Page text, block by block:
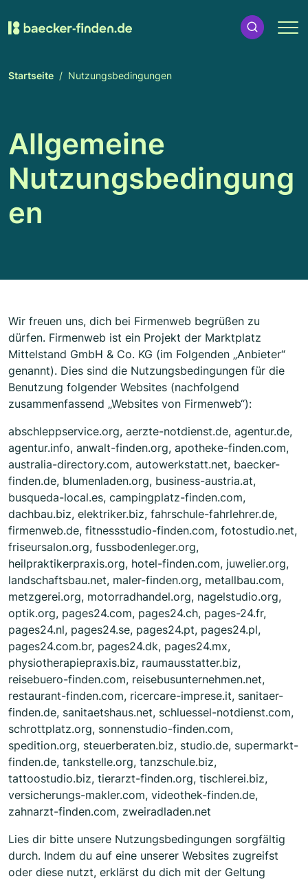
Startseite Nutzungsbedingungen
Allgemeine
Nutzungsbedingung
en
Wir freuen uns, dich bei Firmenweb begrüßen zu
dürfen. Firmenweb ist ein Projekt der Marktplatz
Mittelstand GmbH & Co. KG (im Folgenden „Anbieter“
genannt). Dies sind die Nutzungsbedingungen für die
Benutzung folgender Websites (nachfolgend
zusammenfassend „Websites von Firmenweb“):
abschleppservice.org, aerzte-notdienst.de, agentur.de,
agentur.info, anwalt-finden.org, apotheke-finden.com,
australia-directory.com, autowerkstatt.net, baecker-
finden.de, blumenladen.org, business-austria.at,
busqueda-local.es, campingplatz-finden.com,
dachbau.biz, elektriker.biz, fahrschule-fahrlehrer.de,
firmenweb.de, fitnessstudio-finden.com, fotostudio.net,
friseursalon.org, fussbodenleger.org,
heilpraktikerpraxis.org, hotel-finden.com, juwelier.org,
landschaftsbau.net, maler-finden.org, metallbau.com,
metzgerei.org, motorradhandel.org, nagelstudio.org,
optik.org, pages24.com, pages24.ch, pages-24.fr,
pages24.nl, pages24.se, pages24.pt, pages24.pl,
pages24.com.br, pages24.dk, pages24.mx,
physiotherapiepraxis.biz, raumausstatter.biz,
reisebuero-finden.com, reisebusunternehmen.net,
restaurant-finden.com, ricercare-imprese.it, sanitaer-
finden.de, sanitaetshaus.net, schluessel-notdienst.com,
schrottplatz.org, sonnenstudio-finden.com,
spedition.org, steuerberaten.biz, studio.de, supermarkt-
finden.de, tankstelle.org, tanzschule.biz,
tattoostudio.biz, tierarzt-finden.org, tischlerei.biz,
versicherungs-makler.com, videothek-finden.de,
zahnarzt-finden.com, zweiradladen.net
Lies dir bitte unsere Nutzungsbedingungen sorgfältig
durch. Indem du auf eine unserer Websites zugreifst
oder diese nutzt, erklärst du dich mit der Geltung